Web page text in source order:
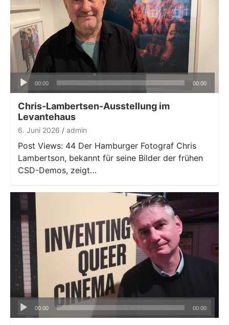
Audio-
Player
00:00 00:00
Chris-Lambertsen-Ausstellung im
Levantehaus
6. Juni 2026 admin
Post Views: 44 Der Hamburger Fotograf Chris
Lambertson, bekannt für seine Bilder der frühen
CSD-Demos, zeigt…
Audio-
Player
00:00 00:00